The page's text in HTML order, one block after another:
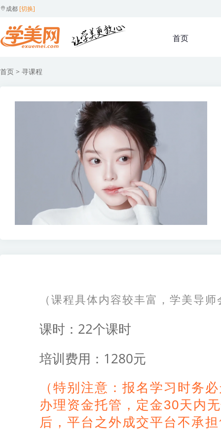
成都 [切换]
首页
首页 > 寻课程
（课程具体内容较丰富，学美导
课时： 22个课时
培训费用： 1280元
（特别注意：报名学习时务
办理资金托管，定金30天内
后，平台之外成交平台不承